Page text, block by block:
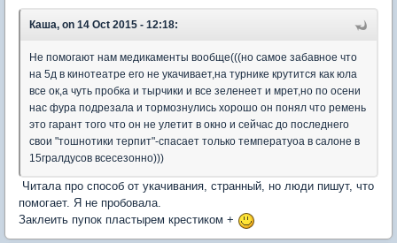
Каша, on 14 Oct 2015 - 12:18:
Не помогают нам медикаменты вообще(((но самое забавное что
на 5д в кинотеатре его не укачивает,на турнике крутится как юла
все ок,а чуть пробка и тырчики и все зеленеет и мрет,но по осени
нас фура подрезала и тормознулись хорошо он понял что ремень
это гарант того что он не улетит в окно и сейчас до последнего
свои "тошнотики терпит"-спасает только температуоа в салоне в
15гралдусов всесезонно)))
Читала про способ от укачивания, странный, но люди пишут, что
помогает. Я не пробовала.
Заклеить пупок пластырем крестиком +